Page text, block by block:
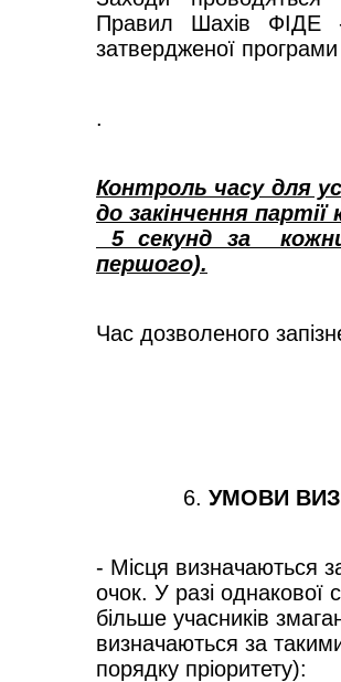
Правил Шахів ФІДЕ -
затвердженої
.
Контроль часу для
до закінчення
5 секунд за
першого).
Час дозволеного
6. УМОВИ
- Місця визначаються
очок. У разі
більше учасників
визначаються за
порядку пріоритету):